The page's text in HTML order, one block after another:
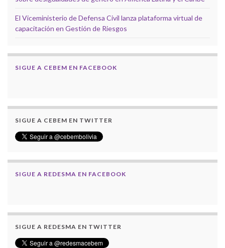
El Viceministerio de Defensa Civil lanza plataforma virtual de
capacitación en Gestión de Riesgos
SIGUE A CEBEM EN FACEBOOK
SIGUE A CEBEM EN TWITTER
SIGUE A REDESMA EN FACEBOOK
SIGUE A REDESMA EN TWITTER